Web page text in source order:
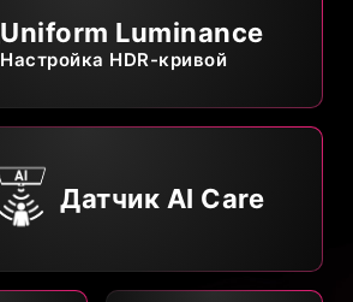
Uniform Luminance
Настройка HDR-кривой
Датчик AI Care